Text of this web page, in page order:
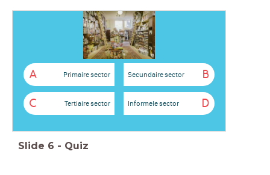
A Primaire sector B
Secundaire sector
C Tertiaire sector D
Informele sector
Slide 6 - Quiz